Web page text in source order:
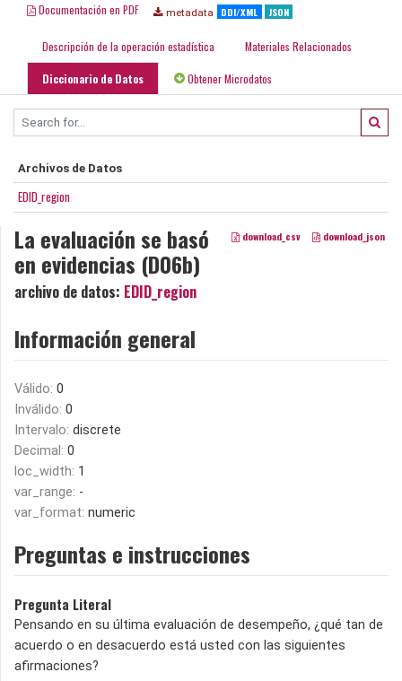
Documentación en PDF metadata DDI/XML JSON
Descripción de la operación estadística Materiales Relacionados
Diccionario de Datos Obtener Microdatos
Archivos de Datos
EDID_region
download_csv download_json
La evaluación se basó
en evidencias (D06b)
archivo de datos: EDID_region
Información general
Válido: 0
Inválido: 0
Intervalo: discrete
Decimal: 0
loc_width: 1
var_range: -
var_format: numeric
Preguntas e instrucciones
Pregunta Literal
Pensando en su última evaluación de desempeño, ¿qué tan de
acuerdo o en desacuerdo está usted con las siguientes
afirmaciones?